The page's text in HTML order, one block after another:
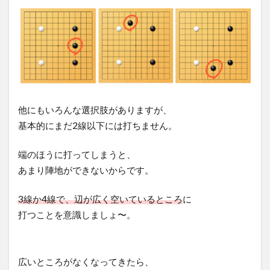
他にもいろんな選択肢がありますが、
基本的にまだ2線以下には打ちません。
端のほうに打ってしまうと、
あまり陣地ができないからです。
3線か4線で、辺が広く空いているところに
打つことを意識しましょ〜。
広いところがなくなってきたら、